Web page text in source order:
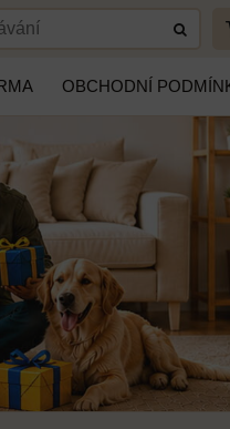
OBCHODNÍ